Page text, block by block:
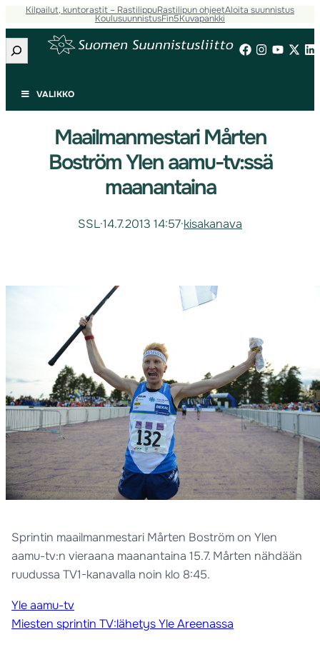
Kilpailut, kuntorastit – RastilippuRastilipun ohjeetAloita suunnistus
KoulusuunnistusFin5Kuvapankki
Etsi
VALIKKO
Maailmanmestari Mårten
Boström Ylen aamu-tv:ssä
maanantaina
SSL·14.7.2013 14:57·kisakanava
Sprintin maailmanmestari Mårten Boström on Ylen
aamu-tv:n vieraana maanantaina 15.7. Mårten nähdään
ruudussa TV1-kanavalla noin klo 8:45.
Yle aamu-tv
Miesten sprintin TV:lähetys Yle Areenassa